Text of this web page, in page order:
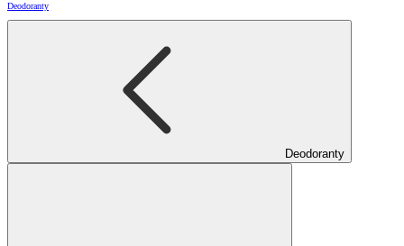
Deodoranty
Deodoranty